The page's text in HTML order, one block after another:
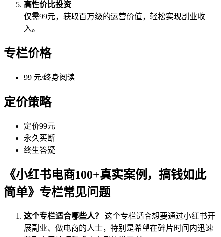
高性价比投资
仅需99元，获取百万级的运营价值，轻松实现副业收
入。
专栏价格
99 元/终身阅读
定价策略
定价99元
永久买断
终生答疑
《小红书电商100+真实案例，搞钱如此
简单》专栏常见问题
这个专栏适合哪些人？
这个专栏适合想要通过小红书开
展副业、做电商的人士，特别是希望在碎片时间内迅速